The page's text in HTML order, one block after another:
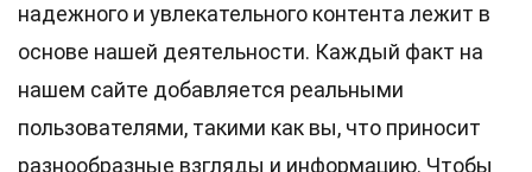
надежного и увлекательного контента лежит в
основе нашей деятельности. Каждый факт на
нашем сайте добавляется реальными
пользователями, такими как вы, что приносит
разнообразные взгляды и информацию. Чтобы